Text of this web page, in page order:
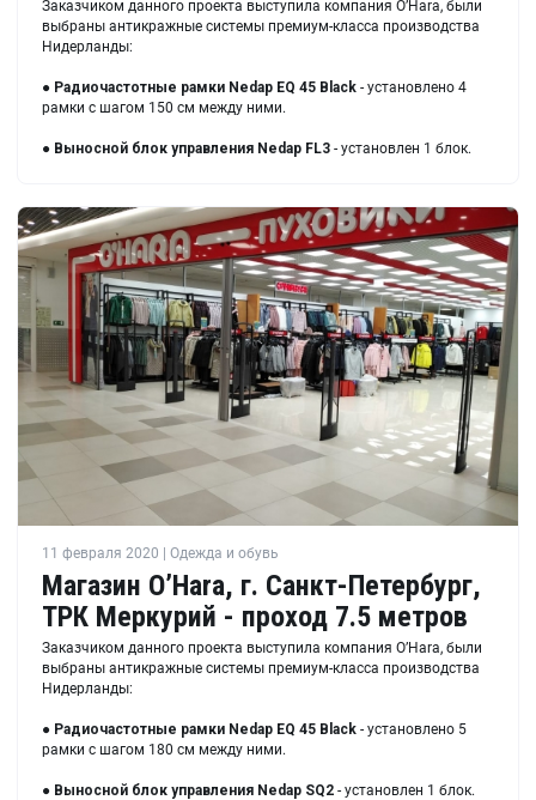
Заказчиком данного проекта выступила компания O’Hara, были
выбраны антикражные системы премиум-класса производства
Нидерланды:
● Радиочастотные рамки Nedap EQ 45 Black - установлено 4
рамки с шагом 150 см между ними.
● Выносной блок управления Nedap FL3 - установлен 1 блок.
11 февраля 2020 | Одежда и обувь
Магазин O’Hara, г. Санкт-Петербург,
ТРК Меркурий - проход 7.5 метров
Заказчиком данного проекта выступила компания O’Hara, были
выбраны антикражные системы премиум-класса производства
Нидерланды:
● Радиочастотные рамки Nedap EQ 45 Black - установлено 5
рамки с шагом 180 см между ними.
● Выносной блок управления Nedap SQ2 - установлен 1 блок.